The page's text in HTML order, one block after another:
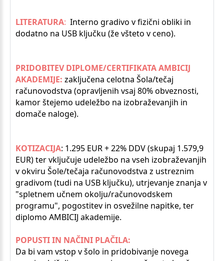
LITERATURA: Interno gradivo v fizični obliki in
dodatno na USB ključku (že všteto v ceno).
PRIDOBITEV DIPLOME/CERTIFIKATA AMBICIJ
AKADEMIJE: zaključena celotna Šola/tečaj
računovodstva (opravljenih vsaj 80% obveznosti,
kamor štejemo udeležbo na izobraževanjih in
domače naloge).
KOTIZACIJA: 1.295 EUR + 22% DDV (skupaj 1.579,9
EUR) ter vključuje udeležbo na vseh izobraževanjih
v okviru Šole/tečaja računovodstva z ustreznim
gradivom (tudi na USB ključku), utrjevanje znanja v
"spletnem učnem okolju/računovodskem
programu", pogostitev in osvežilne napitke, ter
diplomo AMBICIJ akademije.
POPUSTI IN NAČINI PLAČILA:
Da bi vam vstop v šolo in pridobivanje novega